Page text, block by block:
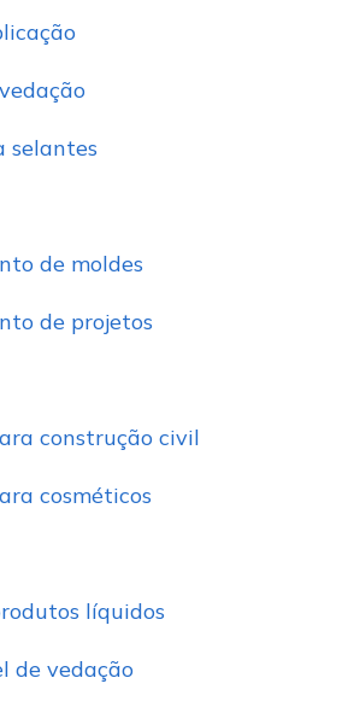
selantes
de moldes
de projetos
construção civil
cosméticos
líquidos
de vedação